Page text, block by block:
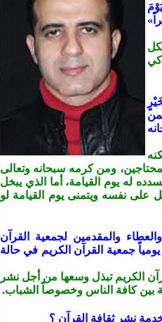
لمن
ومن كرمه سبحانه وتعالى
له يوم القيامة، أما الذي يبخل
على نفسه ويتمنى يوم القيامة لو
والمقدمين لجمعية القرآن
جمعية القرآن الكريم في حالة
الكريم تبذل وسعها من أجل نشر
بين كافة الناس وخصوصاً الشباب.